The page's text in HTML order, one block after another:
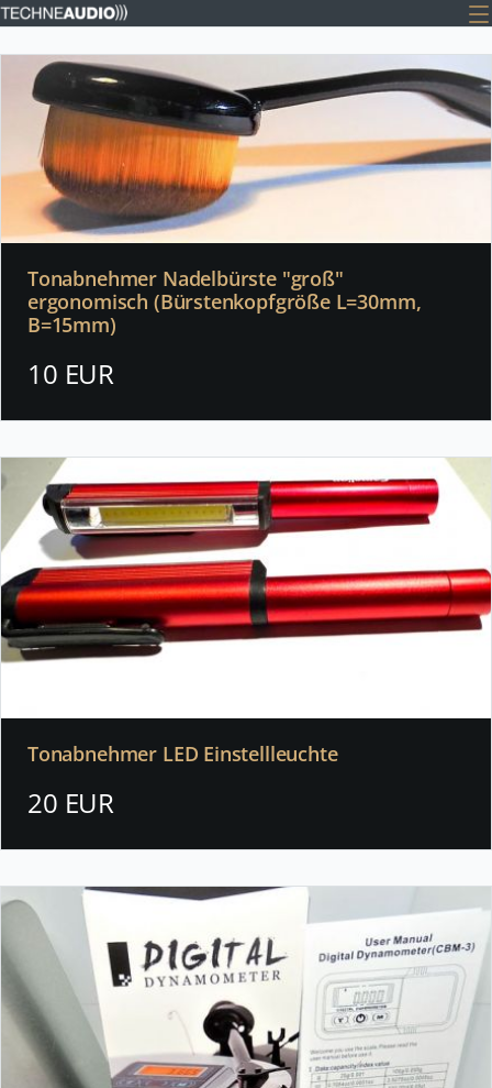
Tonabnehmer Nadelbürste "groß"
ergonomisch (Bürstenkopfgröße L=30mm,
B=15mm)
10 EUR
Tonabnehmer LED Einstellleuchte
20 EUR